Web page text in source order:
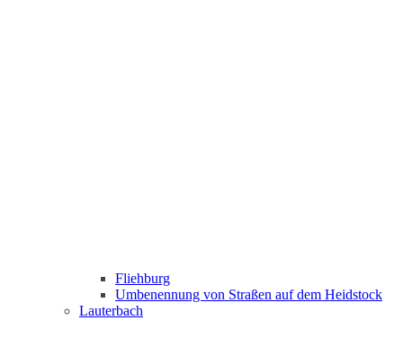
Fliehburg
Umbenennung von Straßen auf dem Heidstock
Lauterbach